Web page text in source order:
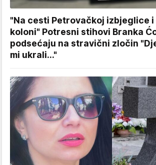
"Na cesti Petrovačkoj izbjeglice
koloni" Potresni stihovi Branka
podsećaju na stravični zločin
mi ukrali..."